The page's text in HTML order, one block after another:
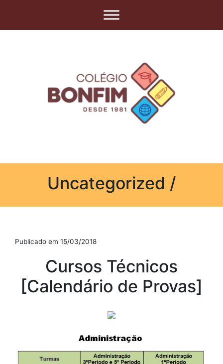
Uncategorized /
Publicado em 15/03/2018
Cursos Técnicos
[Calendário de Provas]